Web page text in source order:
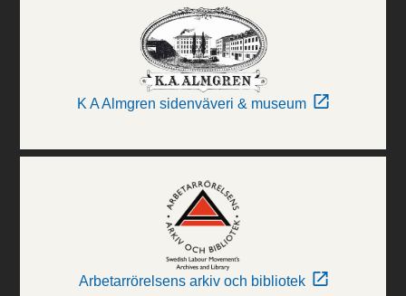
K A Almgren sidenväveri & museum
Arbetarrörelsens arkiv och bibliotek